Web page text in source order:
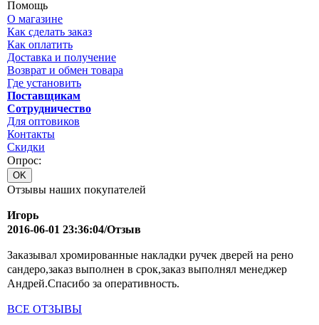
Помощь
О магазине
Как сделать заказ
Как оплатить
Доставка и получение
Возврат и обмен товара
Где установить
Поставщикам
Сотрудничество
Для оптовиков
Контакты
Cкидки
Опрос:
Отзывы наших покупателей
Игорь
2016-06-01 23:36:04/Отзыв
Заказывал хромированные накладки ручек дверей на рено
сандеро,заказ выполнен в срок,заказ выполнял менеджер
Андрей.Спасибо за оперативность.
ВСЕ ОТЗЫВЫ